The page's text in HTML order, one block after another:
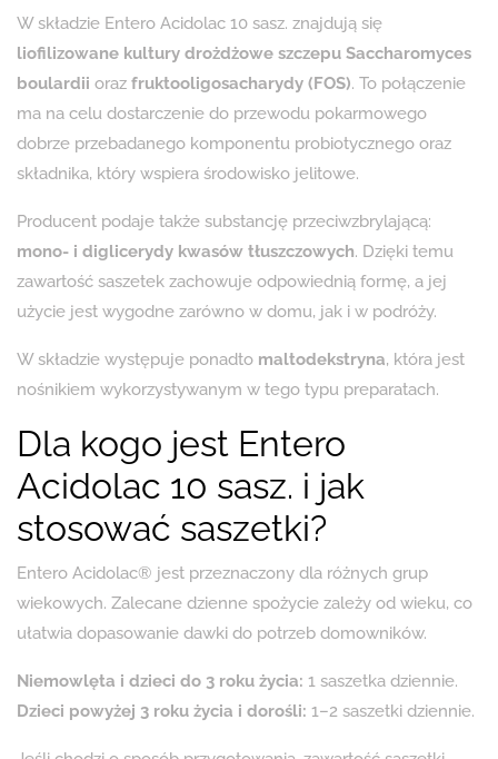
W składzie Entero Acidolac 10 sasz. znajdują się
liofilizowane kultury drożdżowe szczepu Saccharomyces
boulardii oraz fruktooligosacharydy (FOS). To połączenie
ma na celu dostarczenie do przewodu pokarmowego
dobrze przebadanego komponentu probiotycznego oraz
składnika, który wspiera środowisko jelitowe.
Producent podaje także substancję przeciwzbrylającą:
mono- i diglicerydy kwasów tłuszczowych. Dzięki temu
zawartość saszetek zachowuje odpowiednią formę, a jej
użycie jest wygodne zarówno w domu, jak i w podróży.
W składzie występuje ponadto maltodekstryna, która jest
nośnikiem wykorzystywanym w tego typu preparatach.
Dla kogo jest Entero
Acidolac 10 sasz. i jak
stosować saszetki?
Entero Acidolac® jest przeznaczony dla różnych grup
wiekowych. Zalecane dzienne spożycie zależy od wieku, co
ułatwia dopasowanie dawki do potrzeb domowników.
Niemowlęta i dzieci do 3 roku życia: 1 saszetka dziennie.
Dzieci powyżej 3 roku życia i dorośli: 1–2 saszetki dziennie.